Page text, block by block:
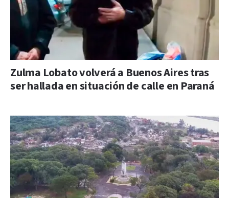
Zulma Lobato volverá a Buenos Aires tras
ser hallada en situación de calle en Paraná